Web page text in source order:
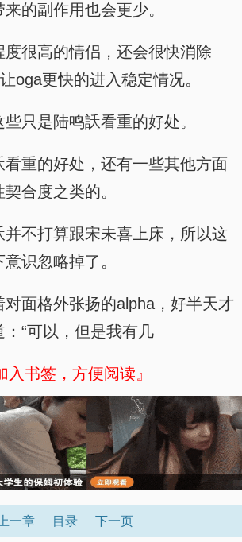
的副作用也会更少。
度很高的情侣，还会很快消除
oga更快的进入稳定情况。
只是陆鸣訞看重的好处。
看重的好处，还有一些其他方面
合度之类的。
并不打算跟宋未喜上床，所以这
识忽略掉了。
对面格外张扬的alpha，好半天才
“可以，但是我有几
入书签，方便阅读』
上一章 目录 下一页